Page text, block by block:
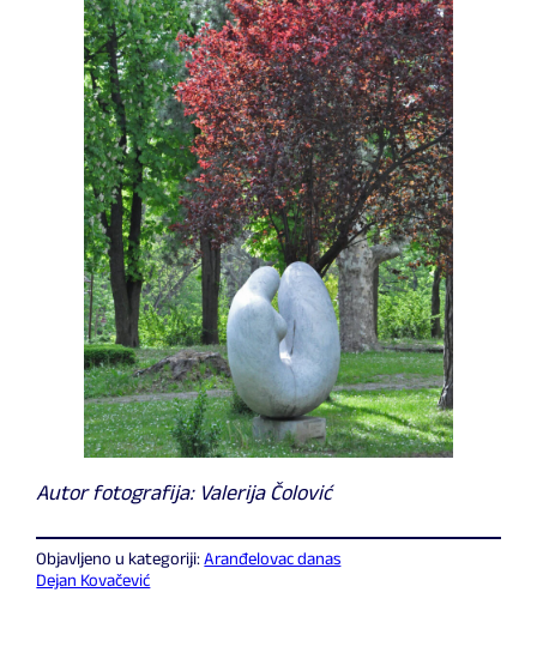
Autor fotografija: Valerija Čolović
Objavljeno u kategoriji:Aranđelovac danas
Dejan Kovačević